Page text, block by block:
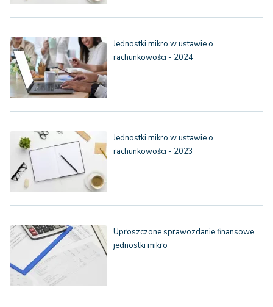
Jednostki mikro w ustawie o
rachunkowości - 2024
Jednostki mikro w ustawie o
rachunkowości - 2023
Uproszczone sprawozdanie finansowe
jednostki mikro